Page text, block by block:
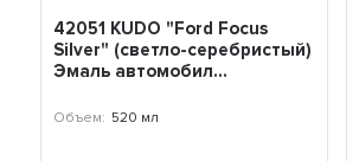
42051 KUDO "Ford Focus
Silver" (светло-серебристый)
Эмаль автомобил...
Объем: 520 мл